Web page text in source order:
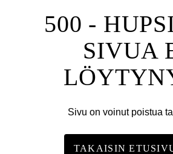
500 -
SIVUA
Sivu on voinut poistua
TAKAISIN